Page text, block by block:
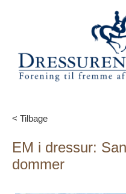
< Tilbage
EM i dressur:
dommer